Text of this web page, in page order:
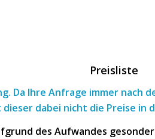
Preisliste
Da Ihre Anfrage immer nach
dabei nicht die Preise in
des Aufwandes